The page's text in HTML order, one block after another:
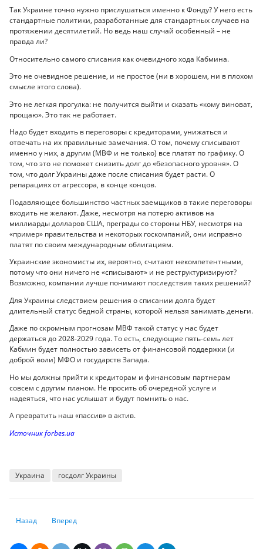
Так Украине точно нужно прислушаться именно к Фонду? У него есть
стандартные политики, разработанные для стандартных случаев на
протяжении десятилетий. Но ведь наш случай особенный – не
правда ли?
Относительно самого списания как очевидного хода Кабмина.
Это не очевидное решение, и не простое (ни в хорошем, ни в плохом
смысле этого слова).
Это не легкая прогулка: не получится выйти и сказать «кому виноват,
прощаю». Это так не работает.
Надо будет входить в переговоры с кредиторами, унижаться и
отвечать на их правильные замечания. О том, почему списывают
именно у них, а другим (МВФ и не только) все платят по графику. О
том, что это не поможет снизить долг до «безопасного уровня». О
том, что долг Украины даже после списания будет расти. О
репарациях от агрессора, в конце концов.
Подавляющее большинство частных заемщиков в такие переговоры
входить не желают. Даже, несмотря на потерю активов на
миллиарды долларов США, преграды со стороны НБУ, несмотря на
«пример» правительства и некоторых госкомпаний, они исправно
платят по своим международным облигациям.
Украинские экономисты их, вероятно, считают некомпетентными,
потому что они ничего не «списывают» и не реструктуризируют?
Возможно, компании лучше понимают последствия таких решений?
Для Украины следствием решения о списании долга будет
длительный статус бедной страны, которой нельзя занимать деньги.
Даже по скромным прогнозам МВФ такой статус у нас будет
держаться до 2028-2029 года. То есть, следующие пять-семь лет
Кабмин будет полностью зависеть от финансовой поддержки (и
доброй воли) МФО и государств Запада.
Но мы должны прийти к кредиторам и финансовым партнерам
совсем с другим планом. Не просить об очередной услуге и
надеяться, что нас услышат и будут помнить о нас.
А превратить наш «пассив» в актив.
Источник forbes.ua
Украина госдолг Украины
Предыдущий: Джанет Йеллен предупреждает об утрате США
Назад Следующий: Микрокредитные организации обесценивают
Вперед